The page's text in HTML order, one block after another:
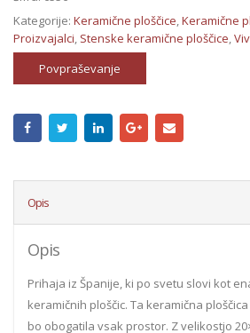
Kategorije: Keramične ploščice,Keramične
Proizvajalci, Stenske keramične ploščice,
Povpraševanje
Opis
Opis
Prihaja iz Španije, ki po svetu slovi kot
keramičnih ploščic. Ta keramična
bo obogatila vsak prostor. Z velikostjo